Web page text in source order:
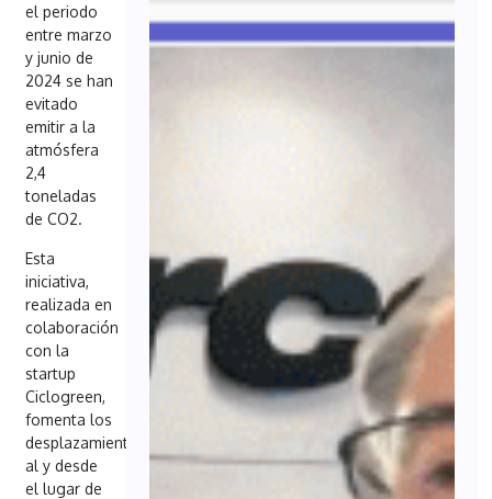
el periodo
entre marzo
y junio de
2024 se han
evitado
emitir a la
atmósfera
2,4
toneladas
de CO2.
Esta
iniciativa,
realizada en
colaboración
con la
startup
Ciclogreen,
fomenta los
desplazamientos
al y desde
el lugar de